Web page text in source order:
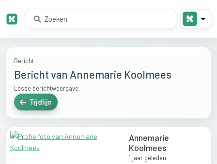
Bericht
Bericht van Annemarie Koolmees
Losse berichtweergave.
Tijdlijn
Annemarie
Koolmees
1 jaar geleden